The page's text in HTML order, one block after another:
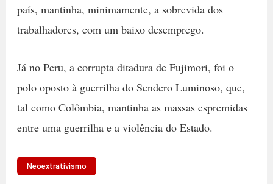
país, mantinha, minimamente, a sobrevida dos
trabalhadores, com um baixo desemprego.
Já no Peru, a corrupta ditadura de Fujimori, foi o
polo oposto à guerrilha do Sendero Luminoso, que,
tal como Colômbia, mantinha as massas espremidas
entre uma guerrilha e a violência do Estado.
Neoextrativismo